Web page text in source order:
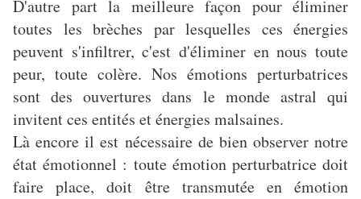
D'autre part la meilleure façon pour éliminer
toutes les brèches par lesquelles ces énergies
peuvent s'infiltrer, c'est d'éliminer en nous toute
peur, toute colère. Nos émotions perturbatrices
sont des ouvertures dans le monde astral qui
invitent ces entités et énergies malsaines.
Là encore il est nécessaire de bien observer notre
état émotionnel : toute émotion perturbatrice doit
faire place, doit être transmutée en émotion